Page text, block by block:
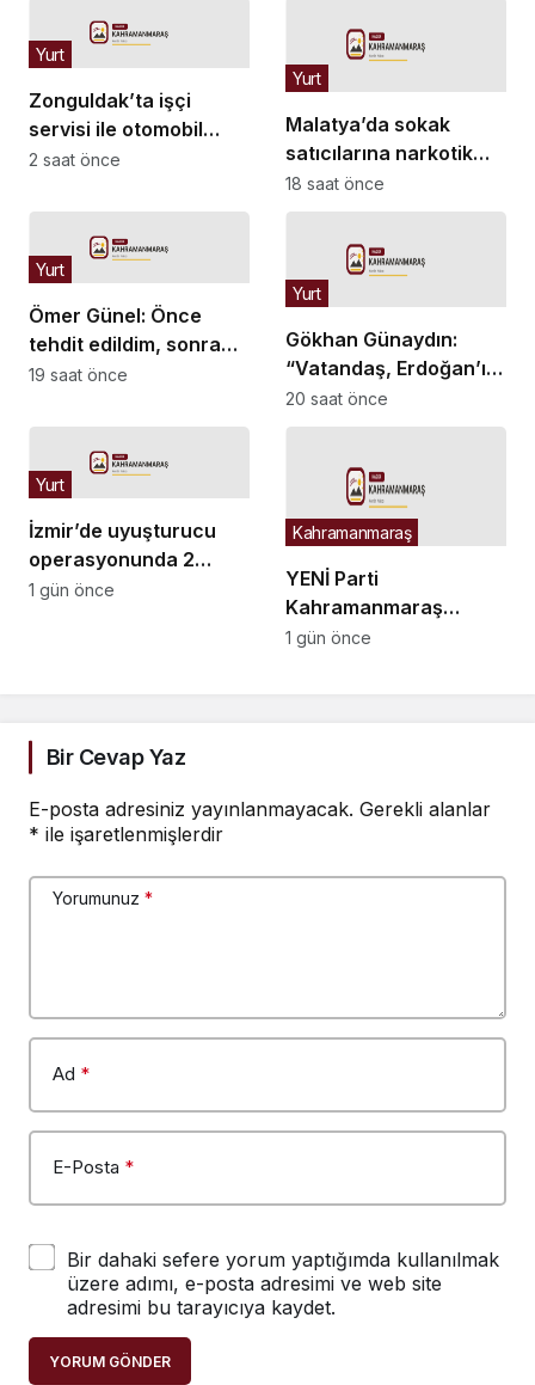
Zonguldak’ta işçi
servisi ile otomobil
çarpıştı: 1’i ağır 4 yaralı
Yurt
2 saat önce
Malatya’da sokak
satıcılarına narkotik
operasyonu: 11 şüpheli
tutuklandı
Yurt
18 saat önce
Ömer Günel: Önce
tehdit edildim, sonra
iftira ifadeleri geldi
Yurt
19 saat önce
Gökhan Günaydın:
“Vatandaş, Erdoğan’ı
gönderecek bir birliğin
peşinde”
Yurt
20 saat önce
İzmir’de uyuşturucu
operasyonunda 2
şüpheli tutuklandı
Yurt
1 gün önce
YENİ Parti
Kahramanmaraş
Kurucu İl Başkanı Ateş:
Kahramanmaraş
1 gün önce
Bir Cevap Yaz
E-posta adresiniz yayınlanmayacak. Gerekli alanlar
* ile işaretlenmişlerdir
Yorumunuz *
Ad *
E-Posta *
Bir dahaki sefere yorum yaptığımda kullanılmak
üzere adımı, e-posta adresimi ve web site
adresimi bu tarayıcıya kaydet.
YORUM GÖNDER